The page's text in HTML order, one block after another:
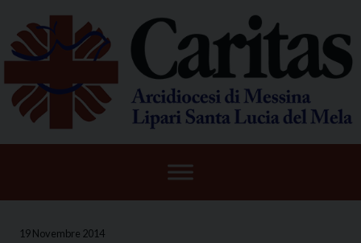
content
19 Novembre 2014